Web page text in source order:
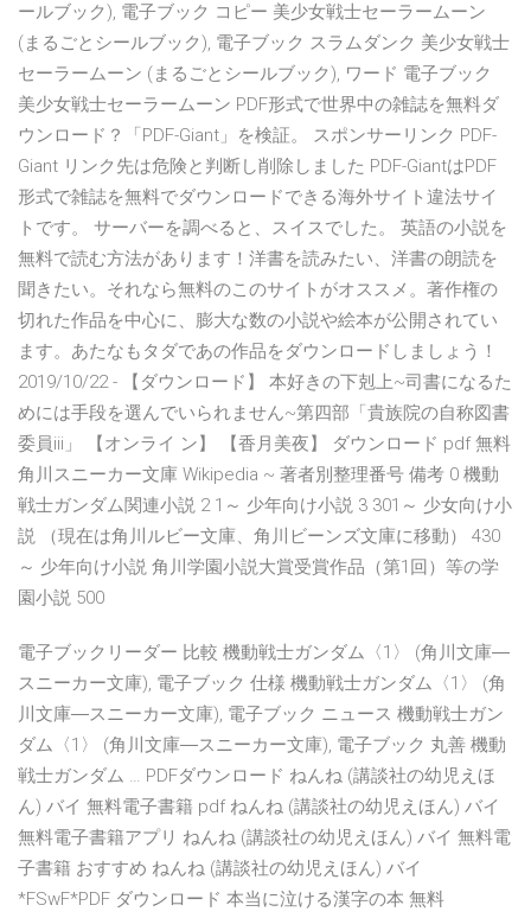
ールブック), 電子ブック コピー 美少女戦士セーラームーン
(まるごとシールブック), 電子ブック スラムダンク 美少女戦士
セーラームーン (まるごとシールブック), ワード 電子ブック
美少女戦士セーラームーン PDF形式で世界中の雑誌を無料ダ
ウンロード？「PDF-Giant」を検証。 スポンサーリンク PDF-
Giant リンク先は危険と判断し削除しました PDF-GiantはPDF
形式で雑誌を無料でダウンロードできる海外サイト違法サイ
トです。 サーバーを調べると、スイスでした。 英語の小説を
無料で読む方法があります！洋書を読みたい、洋書の朗読を
聞きたい。それなら無料のこのサイトがオススメ。著作権の
切れた作品を中心に、膨大な数の小説や絵本が公開されてい
ます。あたなもタダであの作品をダウンロードしましょう！
2019/10/22 - 【ダウンロード】 本好きの下剋上~司書になるた
めには手段を選んでいられません~第四部「貴族院の自称図書
委員iii」 【オンライ ン】 【香月美夜】 ダウンロード pdf 無料
角川スニーカー文庫 Wikipedia ~ 著者別整理番号 備考 0 機動
戦士ガンダム関連小説 2 1～ 少年向け小説 3 301～ 少女向け小
説 （現在は角川ルビー文庫、角川ビーンズ文庫に移動） 430
～ 少年向け小説 角川学園小説大賞受賞作品（第1回）等の学
園小説 500
電子ブックリーダー 比較 機動戦士ガンダム〈1〉 (角川文庫―
スニーカー文庫), 電子ブック 仕様 機動戦士ガンダム〈1〉 (角
川文庫―スニーカー文庫), 電子ブック ニュース 機動戦士ガン
ダム〈1〉 (角川文庫―スニーカー文庫), 電子ブック 丸善 機動
戦士ガンダム … PDFダウンロード ねんね (講談社の幼児えほ
ん) バイ 無料電子書籍 pdf ねんね (講談社の幼児えほん) バイ
無料電子書籍アプリ ねんね (講談社の幼児えほん) バイ 無料電
子書籍 おすすめ ねんね (講談社の幼児えほん) バイ
*FSwF*PDF ダウンロード 本当に泣ける漢字の本 無料